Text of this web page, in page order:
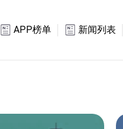
APP榜单 新闻列表